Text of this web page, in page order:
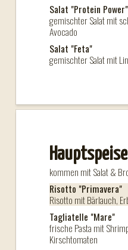
Salat "Protein Power"
gemischter Salat mit
Avocado
Salat "Feta"
gemischter Salat mit
kommen mit Salat &
Risotto "Primavera"
Risotto mit Bärlauch,
Tagliatelle "Mare"
frische Pasta mit
Kirschtomaten